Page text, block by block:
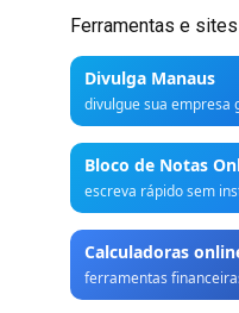
Ferramentas e
Divulga Manaus
divulgue sua empresa
Bloco de Notas
escreva rápido sem
Calculadoras
ferramentas